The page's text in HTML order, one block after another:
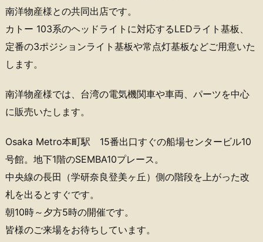
南洋物産様との共同出店です。
カトー 103系のヘッドライトに対応するLEDライト基板、
定番の3ポジションライト基板や常点灯基板などご用意いた
します。
南洋物産様では、台湾の電気機関車や車両、パーツを中心
に販売いたします。
Osaka Metro本町駅 15番出口すぐの船場センタービル10
号館。地下1階のSEMBA10プレース。
中央線の長田（学研奈良登美ヶ丘）側の階段を上がった改
札を出るとすぐです。
朝10時～夕方5時の開催です。
皆様のご来場をお待ちしています。